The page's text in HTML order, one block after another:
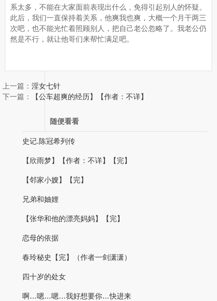
系太多，不能在大家面前表现出什么，免得引起别人的怀疑。
此后，我们一直保持着关系，他爽我也爽，大概一个月干两三
次吧，也不能光忙着照顾别人，把自己老公忽略了。我老公仍
然是不行，就让他哥们来帮忙满足吧。
上一篇： 淫女七针
下一篇：
【公车超爽的经历】【作者：不详】
随便看看
史记.陈冠希列传
【欣雨梦】【作者：不详】【完】
【邻家小嫂】【完】
兄弟和妯娌
【张华和他的漂亮妈妈】【完】
恋母的依据
春玲秘史【完】（作者一剑潇潇）
四十岁的处女
啊…嗯…嗯…我好想要你…快进来